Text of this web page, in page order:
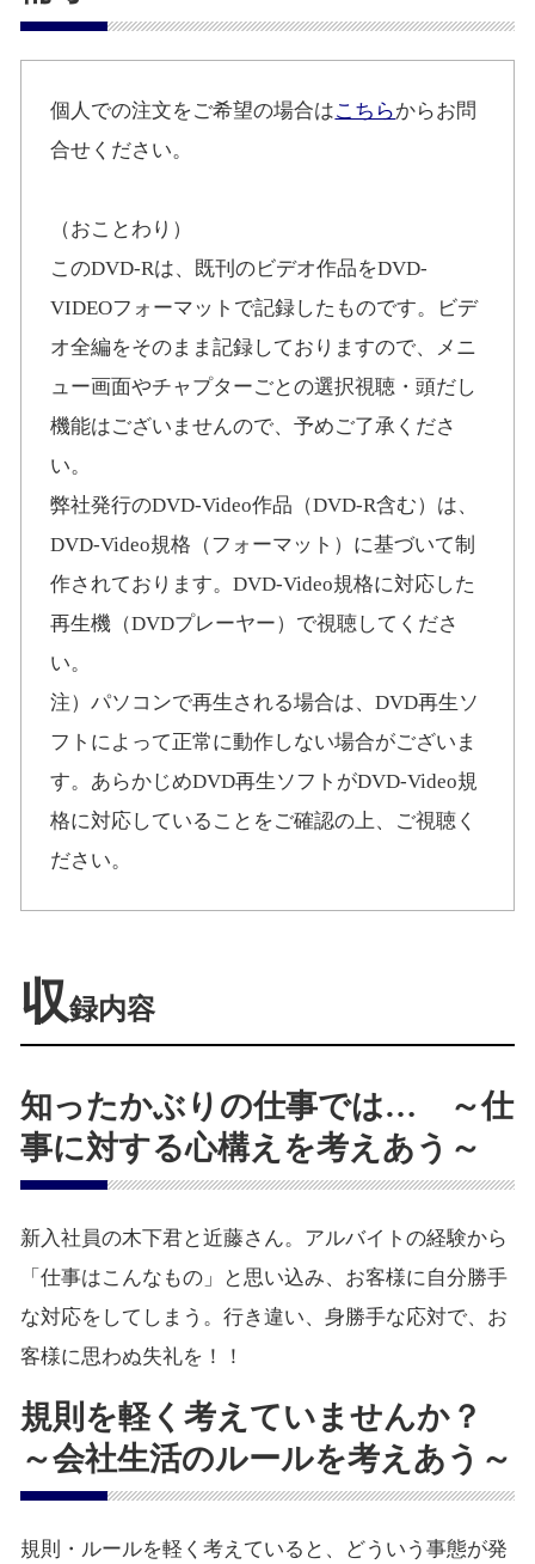
個人での注文をご希望の場合はこちらからお問
合せください。
（おことわり）
このDVD-Rは、既刊のビデオ作品をDVD-
VIDEOフォーマットで記録したものです。ビデ
オ全編をそのまま記録しておりますので、メニ
ュー画面やチャプターごとの選択視聴・頭だし
機能はございませんので、予めご了承くださ
い。
弊社発行のDVD-Video作品（DVD-R含む）は、
DVD-Video規格（フォーマット）に基づいて制
作されております。DVD-Video規格に対応した
再生機（DVDプレーヤー）で視聴してくださ
い。
注）パソコンで再生される場合は、DVD再生ソ
フトによって正常に動作しない場合がございま
す。あらかじめDVD再生ソフトがDVD-Video規
格に対応していることをご確認の上、ご視聴く
ださい。
収録内容
知ったかぶりの仕事では… ～仕
事に対する心構えを考えあう～
新入社員の木下君と近藤さん。アルバイトの経験から
「仕事はこんなもの」と思い込み、お客様に自分勝手
な対応をしてしまう。行き違い、身勝手な応対で、お
客様に思わぬ失礼を！！
規則を軽く考えていませんか？
～会社生活のルールを考えあう～
規則・ルールを軽く考えていると、どういう事態が発